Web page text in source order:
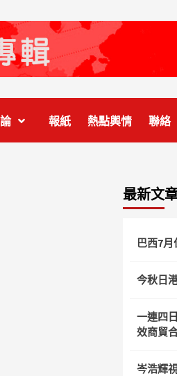
報紙 熱點輿情 聯絡
最新文
巴西7
今秋日
一連四
效商貿
岑浩輝